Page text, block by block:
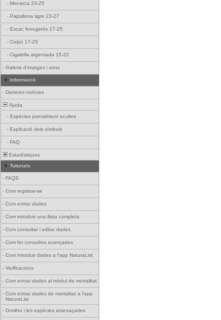
- Monarca 23-25
- Papallona tigre 23-27
- Escac ferruginós 17-25
- Coipú 17-25
- Cigalella argentada 15-22
- Galeria d'imatges i sons
Informació
- Darreres notícies
Ajuda
- Espècies parcialment ocultes
- Explicació dels símbols
- FAQ
Estadístiques
Tutorials
- FAQS
- Com registrar-se
- Com entrar dades
- Com introduir una llista completa
- Com consultar i editar dades
- Com fer consultes avançades
- Com introduir dades a l'app NaturaList
- Verificacions
- Com entrar dades al mòdul de mortalitat
- Com entrar dades de mortalitat a l'app
NaturaList
- Ornitho i les espècies amenaçades